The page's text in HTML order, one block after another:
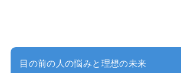
目の前の人の悩みと理想の未来